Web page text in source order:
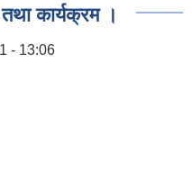
कार्यक्रम ।
- 13:06